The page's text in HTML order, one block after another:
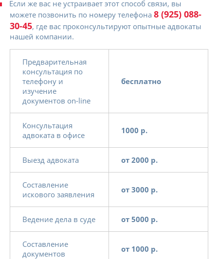
Если же вас не устраивает этот способ связи, вы
можете позвонить по номеру телефона 8 (925) 088-
30-45, где вас проконсультируют опытные адвокаты
нашей компании.
Предварительная
консультация по
телефону и
изучение
документов on-line
бесплатно
Консультация
адвоката в офисе
1000 р.
Выезд адвоката от 2000 р.
Составление
искового заявления
от 3000 р.
Ведение дела в суде от 5000 р.
Составление
документов
от 1000 р.